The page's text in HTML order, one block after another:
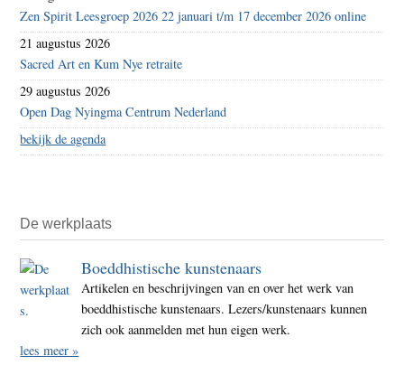
Zen Spirit Leesgroep 2026 22 januari t/m 17 december 2026 online
21 augustus 2026
Sacred Art en Kum Nye retraite
29 augustus 2026
Open Dag Nyingma Centrum Nederland
bekijk de agenda
De werkplaats
Boeddhistische kunstenaars
Artikelen en beschrijvingen van en over het werk van
boeddhistische kunstenaars. Lezers/kunstenaars kunnen
zich ook aanmelden met hun eigen werk.
lees meer »